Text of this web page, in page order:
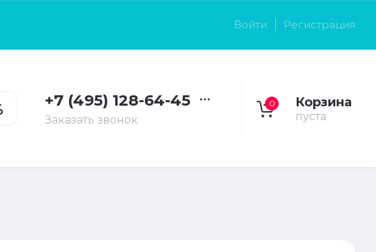
Войти Регистрация
+7 (495) 128-64-45
Заказать звонок
0 Корзина
пуста